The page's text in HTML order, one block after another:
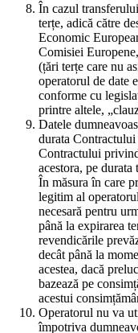
În cazul
terțe, adică către
Economic
Comisiei
(țări terțe care nu
operatorul de date
conforme cu
printre altele,
Datele
durata
Contractului
acestora, pe
În măsura în care
legitim al
necesară pentru
până la expirarea
revendicările
decât până la
acestea, dacă
bazează pe
acestui
Operatorul nu va
împotriva